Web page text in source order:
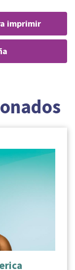
imprimir